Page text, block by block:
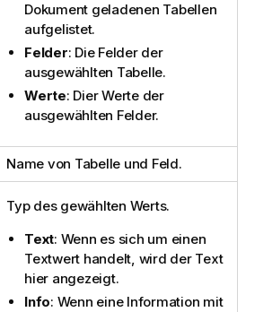
Dokument geladenen Tabellen
aufgelistet.
Felder: Die Felder der
ausgewählten Tabelle.
Werte: Dier Werte der
ausgewählten Felder.
Name von Tabelle und Feld.
Typ des gewählten Werts.
Text: Wenn es sich um einen
Textwert handelt, wird der Text
hier angezeigt.
Info: Wenn eine Information mit